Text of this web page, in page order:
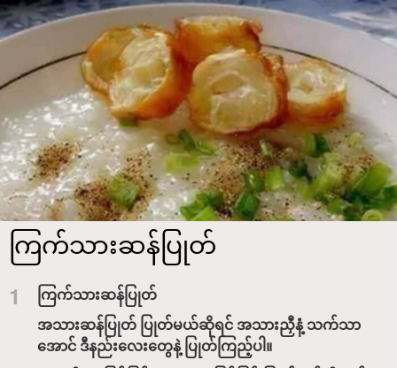
ကြက်သားဆန်ပြုတ်
1
ကြက်သားဆန်ပြုတ်
အသားဆန်ပြုတ် ပြုတ်မယ်ဆိုရင် အသားညှီနံ့ သက်သာ
အောင် ဒီနည်းလေးတွေနဲ့ ပြုတ်ကြည့်ပါ။